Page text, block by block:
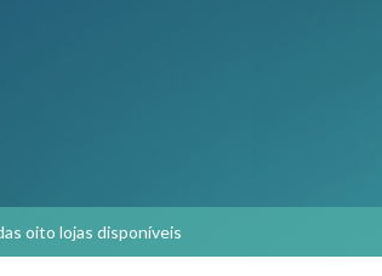
oito lojas disponíveis